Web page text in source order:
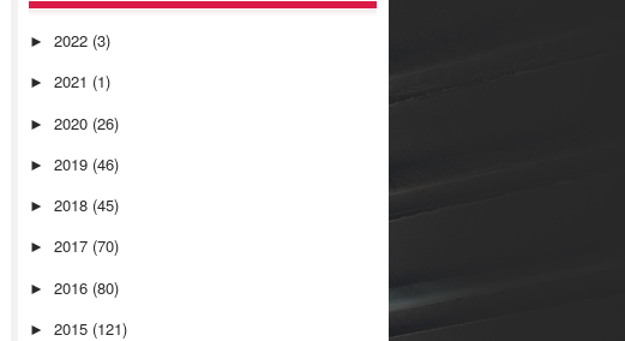
► 2022 (3)
► 2021 (1)
► 2020 (26)
► 2019 (46)
► 2018 (45)
► 2017 (70)
► 2016 (80)
► 2015 (121)